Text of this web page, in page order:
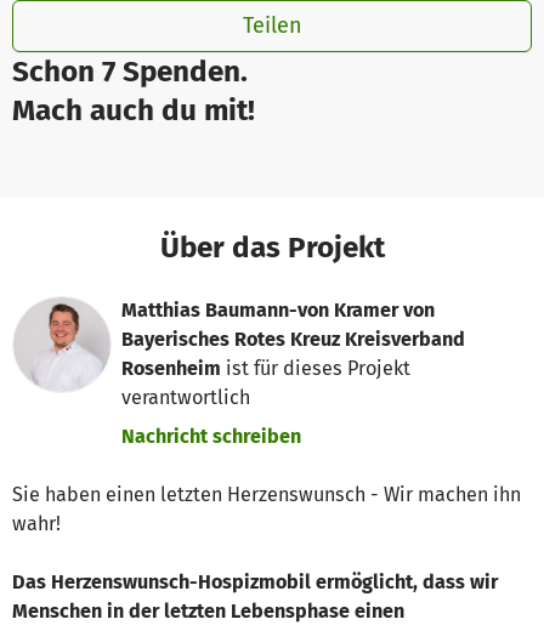
Schon 7 Spenden.
Mach auch du mit!
Teilen
Über das Projekt
Matthias Baumann-von Kramer von
Bayerisches Rotes Kreuz Kreisverband
Rosenheim ist für dieses Projekt
verantwortlich
Nachricht schreiben
Sie haben einen letzten Herzenswunsch - Wir machen ihn
wahr!
Das Herzenswunsch-Hospizmobil ermöglicht, dass wir
Menschen in der letzten Lebensphase einen